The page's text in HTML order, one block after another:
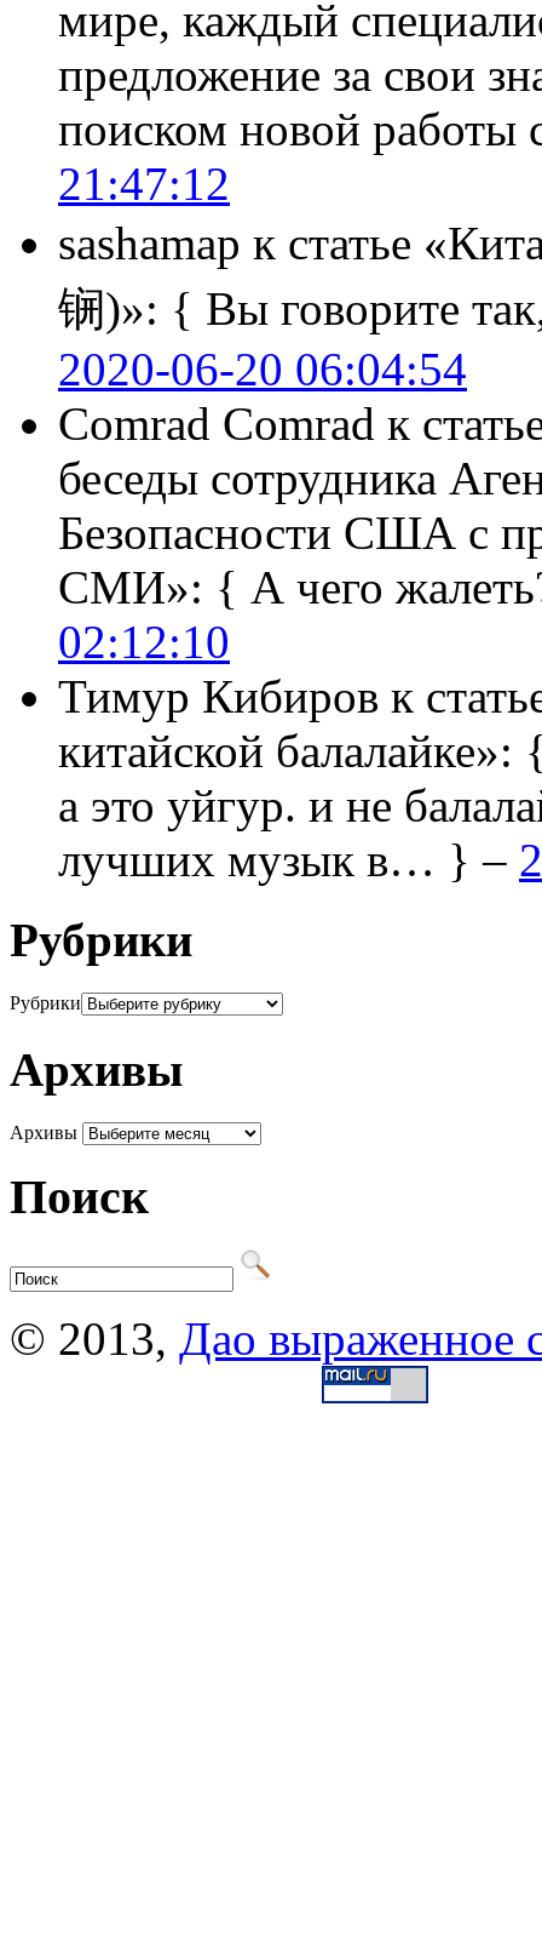
мире, каждый
предложение за свои
поиском новой
21:47:12
sashamap к статье
锎)»: { Вы говорите
2020-06-20 06:04:54
Comrad Comrad к
беседы сотрудника
Безопасности США с
СМИ»: { А чего
02:12:10
Тимур Кибиров к
китайской балалайке»:
а это уйгур. и не
лучших музык в… } –
Рубрики
Рубрики
Архивы
Архивы
Поиск
© 2013, Дао выраженное